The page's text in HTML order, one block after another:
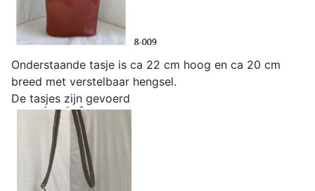
Onderstaande tasje is ca 22 cm hoog en ca 20 cm
breed met verstelbaar hengsel.
De tasjes zijn gevoerd